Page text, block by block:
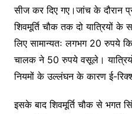
सीज कर दिए गए।जांच के दौरान
शिवमूर्ति चौक तक दो यात्रियों के
लिए सामान्यतः लगभग 20 रुपये
चालक ने 50 रुपये वसूले।
नियमों के उल्लंघन के कारण ई-
इसके बाद शिवमूर्ति चौक से भगत